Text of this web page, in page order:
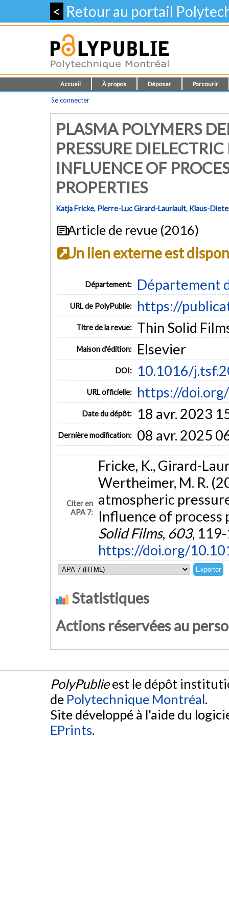
< Retour au portail
Accueil À propos Déposer Parcourir
Se connecter
PLASMA POLYMERS
PRESSURE
INFLUENCE OF
PROPERTIES
Katja Fricke, Pierre-Luc Girard-Lauriault, Klaus-
Article de revue (2016)
Un lien externe est
Département: Département
URL de PolyPublie: https://
Titre de la revue: Thin Solid
Maison d'édition: Elsevier
DOI: 10.1016/
URL officielle: https://
Date du dépôt: 18 avr. 2023
Dernière modification: 08 avr. 2025
Citer en
APA 7:
Fricke, K., Girard-
Wertheimer, M. R.
atmospheric
Influence of
Solid Films, 603,
https://doi.org/
Statistiques
Actions réservées au
PolyPublieest le dépôt
de Polytechnique Montréal.
Site développé à l'aide du
EPrints.